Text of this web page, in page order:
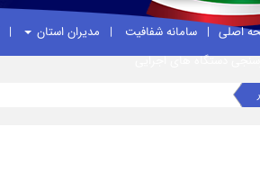
اصلی سامانه شفافیت مدیران استان
دستگاه های اجرایی